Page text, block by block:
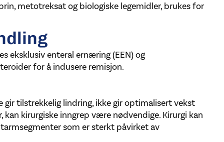
metotreksat og biologiske legemidler, brukes for
eksklusiv enteral ernæring (EEN) og
for å indusere remisjon.
tilstrekkelig lindring, ikke gir optimalisert vekst
kirurgiske inngrep være nødvendige. Kirurgi kan
som er sterkt påvirket av